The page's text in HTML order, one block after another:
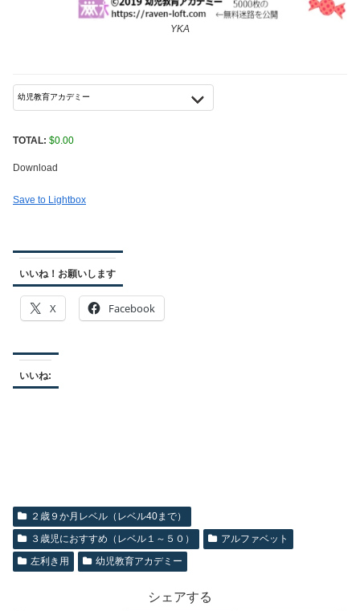
YKA
TOTAL: $0.00
Download
Save to Lightbox
いいね！お願いします
X Facebook
いいね:
２歳９か月レベル（レベル40まで）
３歳児におすすめ（レベル１～５０）
アルファベット
左利き用
幼児教育アカデミー
シェアする